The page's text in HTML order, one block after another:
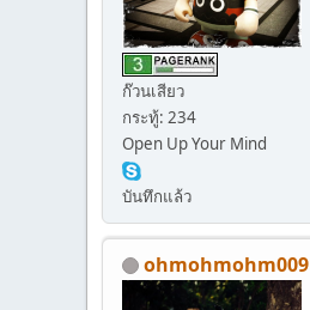
ก๊วนเสียว
กระทู้: 234
Open Up Your Mind
บันทึกแล้ว
ohmohmohm009